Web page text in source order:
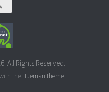
Rights Reserved.
the Hueman theme